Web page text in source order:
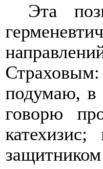
Эта
подумаю, в
говорю